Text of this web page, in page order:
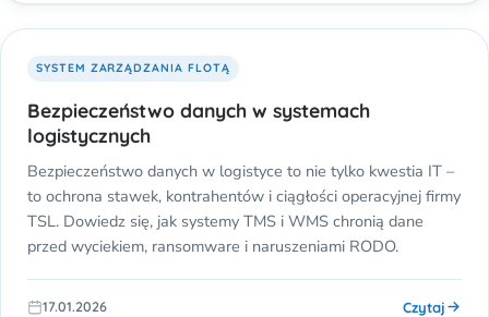
SYSTEM ZARZĄDZANIA FLOTĄ
Bezpieczeństwo danych w systemach
logistycznych
Bezpieczeństwo danych w logistyce to nie tylko kwestia IT –
to ochrona stawek, kontrahentów i ciągłości operacyjnej firmy
TSL. Dowiedz się, jak systemy TMS i WMS chronią dane
przed wyciekiem, ransomware i naruszeniami RODO.
17.01.2026 Czytaj